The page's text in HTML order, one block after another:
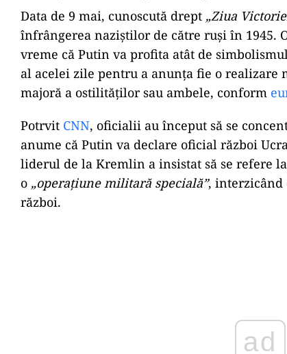
Data de 9 mai, cunoscută drept „Ziua
înfrângerea naziștilor de către ruși în 1945.
vreme că Putin va profita atât de
al acelei zile pentru a anunța fie o realizare
majoră a ostilităților sau ambele, conform
Potrvit CNN, oficialii au început să se
anume că Putin va declare oficial război
liderul de la Kremlin a insistat să se refere
o „operațiune militară specială”, interzicând
război.